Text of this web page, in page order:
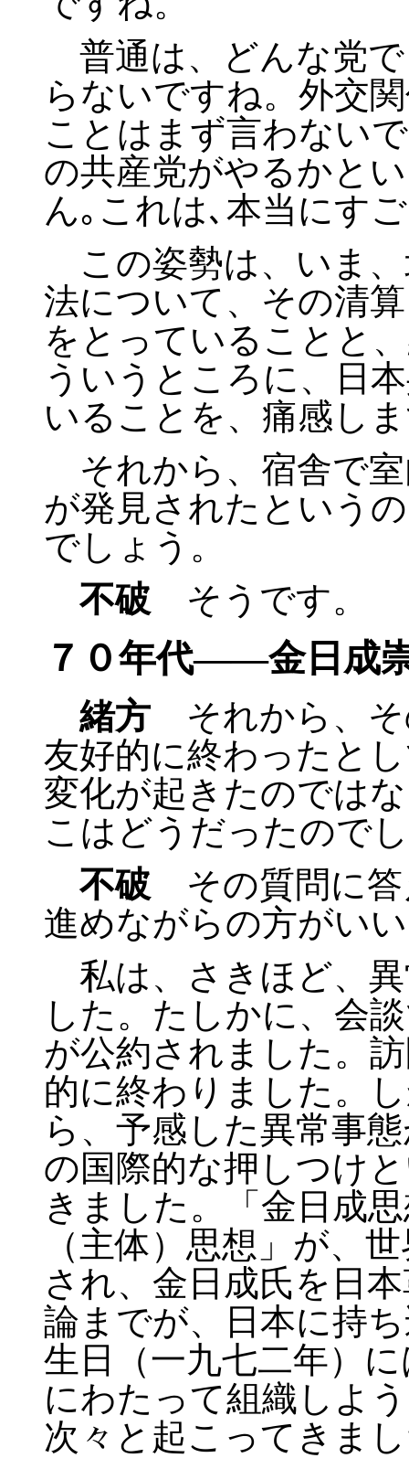
普通は、どんな党
らないですね。外交
ことはまず言わない
の共産党がやるかと
ん｡これは､本当にす
この姿勢は、いま
法について、その清
をとっていることと
ういうところに、日
いることを、痛感し
それから、宿舎で
が発見されたという
でしょう。
不破 そうです。
７０年代――金日成
緒方 それから、そ
友好的に終わったと
変化が起きたのでは
こはどうだったので
不破 その質問に答
進めながらの方がい
私は、さきほど、
した。たしかに、会
が公約されました。
的に終わりました。
ら、予感した異常事
の国際的な押しつけ
きました。「金日成
（主体）思想」が、
され、金日成氏を日
論までが、日本に持
生日（一九七二年）
にわたって組織しよ
次々と起こってきま